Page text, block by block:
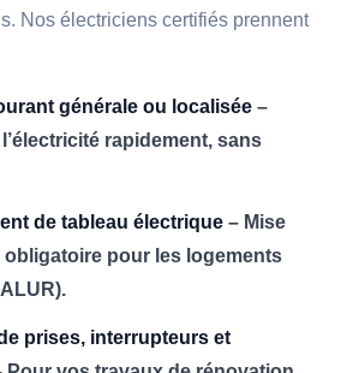
Nos électriciens certifiés prennent
générale ou localisée –
rapidement, sans
de tableau électrique – Mise
obligatoire pour les logements
prises, interrupteurs et